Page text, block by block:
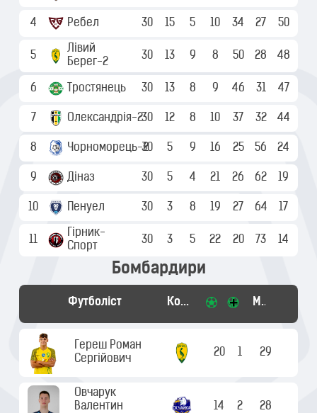
4 Ребел 30 15 5 10 34 27 50
5
Лівий
Берег-2
30 13 9 8 50 28 48
6 Тростянець 30 13 8 9 46 31 47
7 Олександрія-230 12 8 10 37 32 44
8 Чорноморець-2
30 5 9 16 25 56 24
9 Діназ 30 5 4 21 26 62 19
10 Пенуел 30 3 8 19 27 64 17
11
Гірник-
Cпорт
30 3 5 22 20 73 14
Бомбардири
Футболіст Команда Матчі
Гереш Роман
Сергійович
20 1 29
Овчарук
Валентин
14 2 28